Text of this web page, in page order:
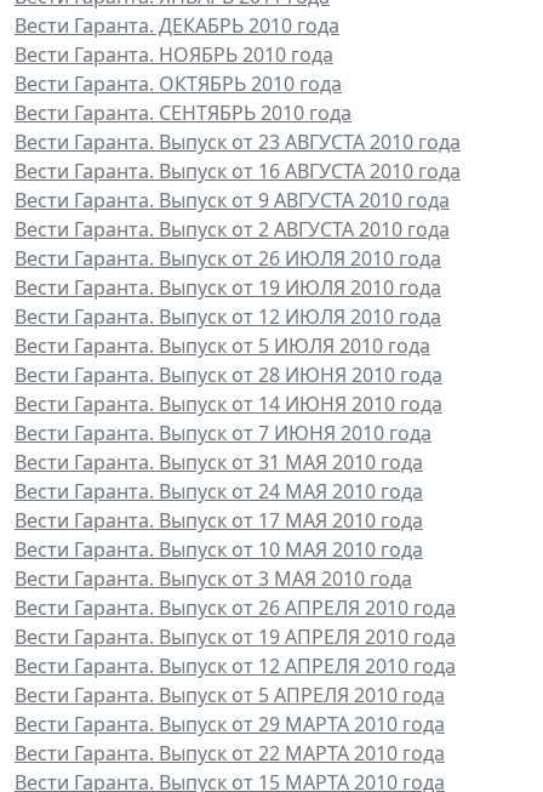
Вести Гаранта. ДЕКАБРЬ 2010 года
Вести Гаранта. НОЯБРЬ 2010 года
Вести Гаранта. ОКТЯБРЬ 2010 года
Вести Гаранта. СЕНТЯБРЬ 2010 года
Вести Гаранта. Выпуск от 23 АВГУСТА 2010 года
Вести Гаранта. Выпуск от 16 АВГУСТА 2010 года
Вести Гаранта. Выпуск от 9 АВГУСТА 2010 года
Вести Гаранта. Выпуск от 2 АВГУСТА 2010 года
Вести Гаранта. Выпуск от 26 ИЮЛЯ 2010 года
Вести Гаранта. Выпуск от 19 ИЮЛЯ 2010 года
Вести Гаранта. Выпуск от 12 ИЮЛЯ 2010 года
Вести Гаранта. Выпуск от 5 ИЮЛЯ 2010 года
Вести Гаранта. Выпуск от 28 ИЮНЯ 2010 года
Вести Гаранта. Выпуск от 14 ИЮНЯ 2010 года
Вести Гаранта. Выпуск от 7 ИЮНЯ 2010 года
Вести Гаранта. Выпуск от 31 МАЯ 2010 года
Вести Гаранта. Выпуск от 24 МАЯ 2010 года
Вести Гаранта. Выпуск от 17 МАЯ 2010 года
Вести Гаранта. Выпуск от 10 МАЯ 2010 года
Вести Гаранта. Выпуск от 3 МАЯ 2010 года
Вести Гаранта. Выпуск от 26 АПРЕЛЯ 2010 года
Вести Гаранта. Выпуск от 19 АПРЕЛЯ 2010 года
Вести Гаранта. Выпуск от 12 АПРЕЛЯ 2010 года
Вести Гаранта. Выпуск от 5 АПРЕЛЯ 2010 года
Вести Гаранта. Выпуск от 29 МАРТА 2010 года
Вести Гаранта. Выпуск от 22 МАРТА 2010 года
Вести Гаранта. Выпуск от 15 МАРТА 2010 года